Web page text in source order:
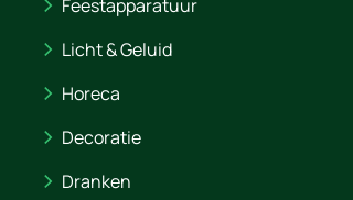
Feestapparatuur
Licht & Geluid
Horeca
Decoratie
Dranken